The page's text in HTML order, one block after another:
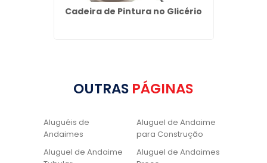
Cadeira de Pintura no Glicério
OUTRAS PÁGINAS
Aluguéis de
Andaimes
Aluguel de Andaime
para Construção
Aluguel de Andaime
Aluguel de Andaimes